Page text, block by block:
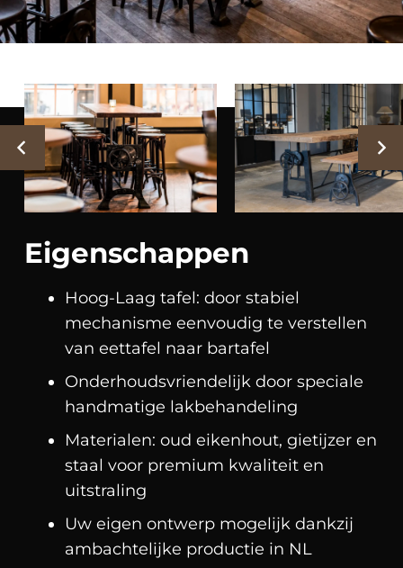
Eigenschappen
Hoog-Laag tafel: door stabiel
mechanisme eenvoudig te verstellen
van eettafel naar bartafel
Onderhoudsvriendelijk door speciale
handmatige lakbehandeling
Materialen: oud eikenhout, gietijzer en
staal voor premium kwaliteit en
uitstraling
Uw eigen ontwerp mogelijk dankzij
ambachtelijke productie in NL